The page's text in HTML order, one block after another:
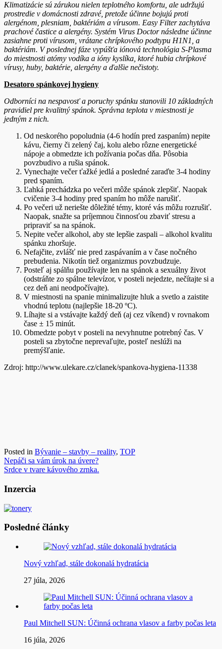
Klimatizácie sú zárukou nielen teplotného komfortu, ale udržujú
prostredie v domácnosti zdravé, pretože účinne bojujú proti
alergénom, plesniam, baktériám a vírusom. Easy Filter zachytáva
prachové častice a alergény. Systém Virus Doctor následne účinne
zasiahne proti vírusom, vrátane chrípkového podtypu H1N1, a
baktériám. V poslednej fáze vypúšťa iónová technológia S-Plasma
do miestnosti atómy vodíka a ióny kyslíka, ktoré hubia chrípkové
vírusy, huby, baktérie, alergény a ďalšie nečistoty.
Desatoro spánkovej hygieny
Odborníci na nespavosť a poruchy spánku stanovili 10 základných
pravidiel pre kvalitný spánok. Správna teplota v miestnosti je
jedným z nich.
Od neskorého popoludnia (4-6 hodín pred zaspaním) nepite
kávu, čierny či zelený čaj, kolu alebo rôzne energetické
nápoje a obmedzte ich požívania počas dňa. Pôsobia
povzbudivo a rušia spánok.
Vynechajte večer ťažké jedlá a posledné zaraďte 3-4 hodiny
pred spaním.
Ľahká prechádzka po večeri môže spánok zlepšiť. Naopak
cvičenie 3-4 hodiny pred spaním ho môže narušiť.
Po večeri už neriešte dôležité témy, ktoré vás môžu rozrušiť.
Naopak, snažte sa príjemnou činnosťou zbaviť stresu a
pripraviť sa na spánok.
Nepite večer alkohol, aby ste lepšie zaspali – alkohol kvalitu
spánku zhoršuje.
Nefajčite, zvlášť nie pred zaspávaním a v čase nočného
prebudenia. Nikotín tiež organizmus povzbudzuje.
Posteľ aj spálňu používajte len na spánok a sexuálny život
(odstráňte zo spálne televízor, v posteli nejedzte, nečítajte si a
cez deň ani neodpočívajte).
V miestnosti na spanie minimalizujte hluk a svetlo a zaistite
vhodnú teplotu (najlepšie 18-20 ºC).
Líhajte si a vstávajte každý deň (aj cez víkend) v rovnakom
čase ± 15 minút.
Obmedzte pobyt v posteli na nevyhnutne potrebný čas. V
posteli sa zbytočne neprevaľujte, posteľ neslúži na
premýšľanie.
Zdroj: http://www.ulekare.cz/clanek/spankova-hygiena-11338
Posted in Bývanie – stavby – reality, TOP
Navigácia
v
článku
Nepáči sa vám úrok na úvere?
Srdce v tvare kávového zrnka.
Inzercia
Posledné články
Nový vzhľad, stále dokonalá hydratácia
27 júla, 2026
Paul Mitchell SUN: Účinná ochrana vlasov a farby počas leta
16 júla, 2026